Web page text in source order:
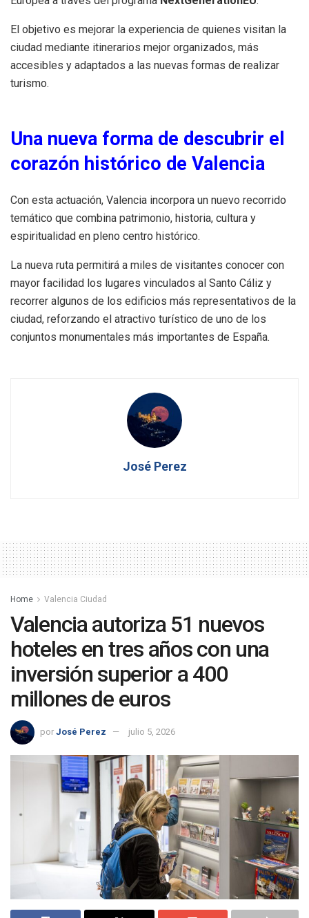
El objetivo es mejorar la experiencia de quienes visitan la
ciudad mediante itinerarios mejor organizados, más
accesibles y adaptados a las nuevas formas de realizar
turismo.
Una nueva forma de descubrir el
corazón histórico de Valencia
Con esta actuación, Valencia incorpora un nuevo recorrido
temático que combina patrimonio, historia, cultura y
espiritualidad en pleno centro histórico.
La nueva ruta permitirá a miles de visitantes conocer con
mayor facilidad los lugares vinculados al Santo Cáliz y
recorrer algunos de los edificios más representativos de la
ciudad, reforzando el atractivo turístico de uno de los
conjuntos monumentales más importantes de España.
José Perez
Home Valencia Ciudad
Valencia autoriza 51 nuevos
hoteles en tres años con una
inversión superior a 400
millones de euros
por José Perez julio 5, 2026